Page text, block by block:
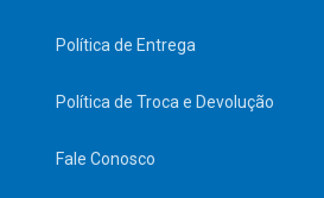
Política de Entrega
Política de Troca e Devolução
Fale Conosco